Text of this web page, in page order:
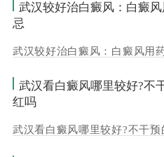
武汉较好治白癜风：白癜
忌
武汉较好治白癜风：白癜风用
武汉看白癜风哪里较好?不
红吗
武汉看白癜风哪里较好?不干